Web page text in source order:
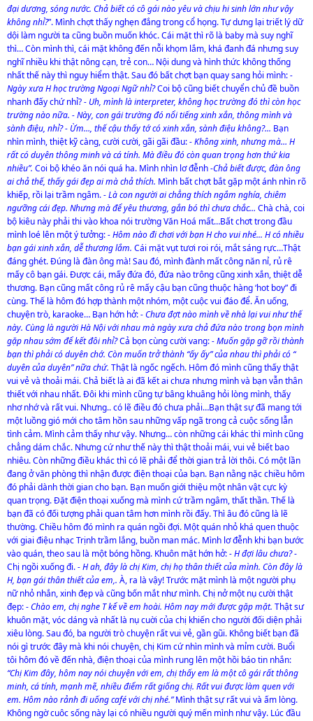
đại dương, sóng nước. Chả biết có cô gái nào yêu và chịu hi sinh lớn như vậy
không nhỉ?”. Mình chợt thấy nghẹn đắng trong cổ họng. Tự dưng lại triết lý dữ
dội làm người ta cũng buồn muốn khóc. Cái mặt thì rõ là baby mà suy nghĩ
thì… Còn mình thì, cái mặt không đến nỗi khọm lắm, khá đanh đá nhưng suy
nghĩ nhiều khi thật nông cạn, trẻ con… Nội dung và hình thức không thống
nhất thế này thì nguy hiểm thật. Sau đó bất chợt bạn quay sang hỏi mình:-
Ngày xưa H học trường Ngoại Ngữ nhỉ?Coi bộ cũng biết chuyển chủ đề buồn
nhanh đấy chứ nhỉ?- Uh, mình là interpreter, không học trường đó thì còn học
trường nào nữa. - Này, con gái trường đó nổi tiếng xinh xắn, thông mình và
sành điệu, nhỉ?- Ừm…, thế cậu thấy tớ có xinh xắn, sành điệu không?... Bạn
nhìn mình, thiệt kỹ càng, cười cười, gãi gãi đầu:- Không xinh, nhưng mà… H
rất có duyên thông minh và cá tính. Mà điều đó còn quan trọng hơn thứ kia
nhiều”. Coi bộ khéo ăn nói quá ha. Mình nhìn lơ đễnh-Chả biết được, đàn ông
ai chả thế, thấy gái đẹp ai mà chả thích. Mình bất chợt bắt gặp một ánh nhìn rõ
khiếp, rồi lại trầm ngâm.- Là con người ai chẳng thích ngắm nghía, chiêm
ngưỡng cái đẹp. Nhưng mà để yêu thương, gắn bó thì chưa chắc… Chà chà, coi
bộ kiêu này phải thi vào khoa nói trường Văn Hoá mất…Bất chơt trong đầu
mình loé lên một ý tưởng:- Hôm nào đi chơi với bạn H cho vui nhé... H có nhiều
bạn gái xinh xắn, dễ thương lắm. Cái mặt vụt tươi roi rói, mắt sáng rực…Thật
đáng ghét. Đúng là đàn ông mà! Sau đó, mình đành mất công năn nỉ, rủ rê
mấy cô bạn gái. Được cái, mấy đứa đó, đứa nào trông cũng xinh xắn, thiệt dễ
thương. Bạn cũng mất công rủ rê mấy cậu bạn cũng thuộc hàng ‘hot boy” đi
cùng. Thế là hôm đó hợp thành một nhóm, một cuộc vui đáo để. Ăn uống,
chuyện trò, karaoke… Bạn hớn hở:- Chưa đợt nào mình về nhà lại vui như thế
này. Cùng là người Hà Nội với nhau mà ngày xưa chả đứa nào trong bọn mình
gặp nhau sớm để kết đôi nhỉ?Cả bọn cùng cười vang:- Muốn gặp gỡ rồi thành
bạn thì phải có duyên chớ. Còn muốn trở thành “ấy ấy” của nhau thì phải có “
duyên của duyên” nữa chứ. Thật là ngốc ngếch. Hôm đó mình cũng thấy thật
vui vẻ và thoải mái. Chả biết là ai đã kết ai chưa nhưng mình và bạn vẫn thân
thiết với nhau nhất. Đôi khi mình cũng tự bâng khuâng hỏi lòng mình, thấy
nhơ nhớ và rất vui. Nhưng.. có lẽ điều đó chưa phải…Bạn thật sự đã mang tới
một luồng gió mới cho tâm hồn sau những vấp ngã trong cả cuộc sống lẫn
tình cảm. Mình cảm thấy như vậy. Nhưng… còn những cái khác thì mình cũng
chẳng dám chắc. Nhưng cứ như thế này thì thật thoải mái, vui vẻ biết bao
nhiêu. Còn những điều khác thì có lẽ phải để thời gian trả lời thôi. Có một lần
đang ở văn phòng thì nhận được điện thoại của bạn. Bạn nằng nặc chiều hôm
đó phải dành thời gian cho bạn. Bạn muốn giới thiệu một nhân vật cực kỳ
quan trọng. Đặt điện thoại xuống mà mình cứ trầm ngâm, thất thần. Thế là
bạn đã có đối tượng phải quan tâm hơn mình rồi đấy. Thì âu đó cũng là lẽ
thường. Chiều hôm đó mình ra quán ngồi đợi. Một quán nhỏ khá quen thuộc
với giai điệu nhạc Trịnh trầm lắng, buồn man mác. Mình lơ đễnh khi bạn bước
vào quán, theo sau là một bóng hồng. Khuôn mặt hớn hở:- H đợi lâu chưa?-
Chị ngồi xuống đi.- H ah, đây là chị Kim, chị họ thân thiết của mình. Còn đây là
H, bạn gái thân thiết của em,. À, ra là vậy! Trước mặt mình là một người phụ
nữ nhỏ nhắn, xinh đẹp và cũng bốn mắt như mình. Chị nở một nụ cười thật
đẹp: -Chào em, chị nghe T kể về em hoài. Hôm nay mới được gặp mặt. Thật sư
khuôn mặt, vóc dáng và nhất là nụ cuời của chị khiến cho người đối diện phải
xiêu lòng. Sau đó, ba người trò chuyện rất vui vẻ, gần gũi. Không biết bạn đã
nói gì trước đây mà khi nói chuyện, chị Kim cứ nhìn mình và mỉm cười. Buổi
tôi hôm đó về đến nhà, điện thoại của mình rung lên một hồi báo tin nhắn:
“Chị Kim đây, hôm nay nói chuyện với em, chị thấy em là một cô gái rất thông
minh, cá tính, mạnh mẽ, nhiều điểm rất giống chị. Rất vui được làm quen với
em. Hôm nào rảnh đi uống café với chị nhé.”Mình thật sự rất vui và ấm lòng.
Không ngờ cuôc sống này lại có nhiều người quý mến mình như vậy. Lúc đầu